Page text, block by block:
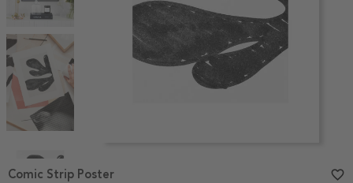
1
Comic Strip Poster favorite_border